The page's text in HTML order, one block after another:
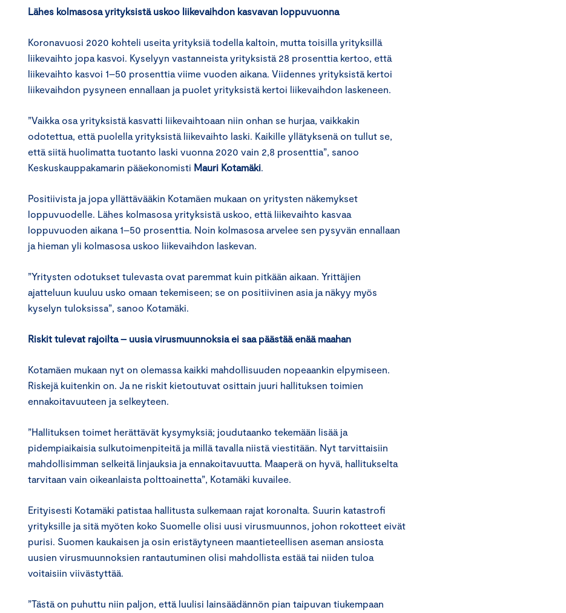
Lähes kolmasosa yrityksistä uskoo liikevaihdon kasvavan loppuvuonna
Koronavuosi 2020 kohteli useita yrityksiä todella kaltoin, mutta toisilla yrityksillä
liikevaihto jopa kasvoi. Kyselyyn vastanneista yrityksistä 28 prosenttia kertoo, että
liikevaihto kasvoi 1–50 prosenttia viime vuoden aikana. Viidennes yrityksistä kertoi
liikevaihdon pysyneen ennallaan ja puolet yrityksistä kertoi liikevaihdon laskeneen.
”Vaikka osa yrityksistä kasvatti liikevaihtoaan niin onhan se hurjaa, vaikkakin
odotettua, että puolella yrityksistä liikevaihto laski. Kaikille yllätyksenä on tullut se,
että siitä huolimatta tuotanto laski vuonna 2020 vain 2,8 prosenttia”, sanoo
Keskuskauppakamarin pääekonomisti Mauri Kotamäki.
Positiivista ja jopa yllättävääkin Kotamäen mukaan on yritysten näkemykset
loppuvuodelle. Lähes kolmasosa yrityksistä uskoo, että liikevaihto kasvaa
loppuvuoden aikana 1–50 prosenttia. Noin kolmasosa arvelee sen pysyvän ennallaan
ja hieman yli kolmasosa uskoo liikevaihdon laskevan.
”Yritysten odotukset tulevasta ovat paremmat kuin pitkään aikaan. Yrittäjien
ajatteluun kuuluu usko omaan tekemiseen; se on positiivinen asia ja näkyy myös
kyselyn tuloksissa”, sanoo Kotamäki.
Riskit tulevat rajoilta – uusia virusmuunnoksia ei saa päästää enää maahan
Kotamäen mukaan nyt on olemassa kaikki mahdollisuuden nopeaankin elpymiseen.
Riskejä kuitenkin on. Ja ne riskit kietoutuvat osittain juuri hallituksen toimien
ennakoitavuuteen ja selkeyteen.
”Hallituksen toimet herättävät kysymyksiä; joudutaanko tekemään lisää ja
pidempiaikaisia sulkutoimenpiteitä ja millä tavalla niistä viestitään. Nyt tarvittaisiin
mahdollisimman selkeitä linjauksia ja ennakoitavuutta. Maaperä on hyvä, hallitukselta
tarvitaan vain oikeanlaista polttoainetta”, Kotamäki kuvailee.
Erityisesti Kotamäki patistaa hallitusta sulkemaan rajat koronalta. Suurin katastrofi
yrityksille ja sitä myöten koko Suomelle olisi uusi virusmuunnos, johon rokotteet eivät
purisi. Suomen kaukaisen ja osin eristäytyneen maantieteellisen aseman ansiosta
uusien virusmuunnoksien rantautuminen olisi mahdollista estää tai niiden tuloa
voitaisiin viivästyttää.
”Tästä on puhuttu niin paljon, että luulisi lainsäädännön pian taipuvan tiukempaan